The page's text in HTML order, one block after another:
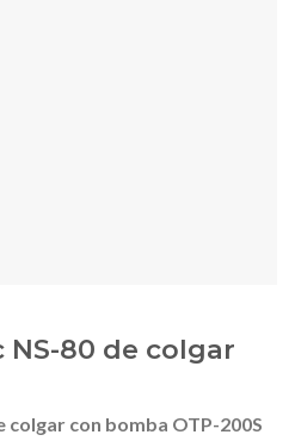
NS-80 de colgar
colgar con bomba OTP-200S